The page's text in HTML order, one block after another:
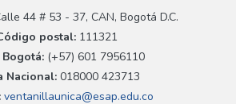
44 # 53 - 37, CAN, Bogotá D.C.
postal: 111321
(+57) 601 7956110
Nacional: 018000 423713
ventanillaunica@esap.edu.co